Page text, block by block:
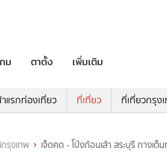
ม ตาตั้ง เพิ่มเติม
แรกท่องเที่ยว ที่เที่ยว ที่เที่ยวกรุง
รุงเทพ เจ็ดคด - โป่งก้อนเส้า สระบุรี กางเ